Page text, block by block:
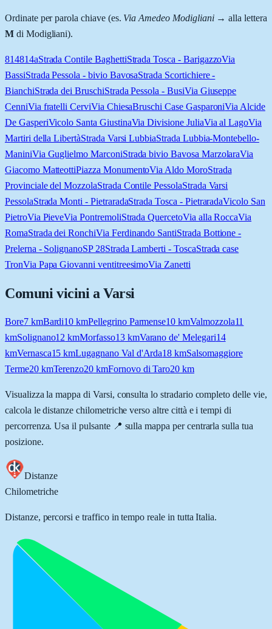
Ordinate per parola chiave (es. Via Amedeo Modigliani→ alla lettera
Mdi Modigliani).
814814aStrada Contile BaghettiStrada Tosca - BarigazzoVia
BassiStrada Pessola - bivio BavosaStrada Scortichiere -
BianchiStrada dei BruschiStrada Pessola - BusiVia Giuseppe
CenniVia fratelli CerviVia ChiesaBruschi Case GasparoniVia Alcide
De GasperiVicolo Santa GiustinaVia Divisione JuliaVia al LagoVia
Martiri della LibertàStrada Varsi LubbiaStrada Lubbia-Montebello-
ManiniVia Guglielmo MarconiStrada bivio Bavosa MarzolaraVia
Giacomo MatteottiPiazza MonumentoVia Aldo MoroStrada
Provinciale del MozzolaStrada Contile PessolaStrada Varsi
PessolaStrada Monti - PietraradaStrada Tosca - PietraradaVicolo San
PietroVia PieveVia PontremoliStrada QuercetoVia alla RoccaVia
RomaStrada dei RonchiVia Ferdinando SantiStrada Bottione -
Prelerna - SolignanoSP 28Strada Lamberti - ToscaStrada case
TronVia Papa Giovanni ventitreesimoVia Zanetti
Comuni vicini aVarsi
Bore7kmBardi10 kmPellegrino Parmense10 kmValmozzola11
kmSolignano12 kmMorfasso13kmVarano de' Melegari14
kmVernasca15 kmLugagnano Val d'Arda18 kmSalsomaggiore
Terme20kmTerenzo20 kmFornovo di Taro20 km
Visualizza la mappa di Varsi, consulta lo stradario completo delle vie,
calcola le distanze chilometriche verso altre città e i tempi di
percorrenza. Usa il pulsante 📍 sulla mappa per centrarla sulla tua
posizione.
Distanze
Chilometriche
Distanze, percorsi e traffico in tempo reale in tutta Italia.